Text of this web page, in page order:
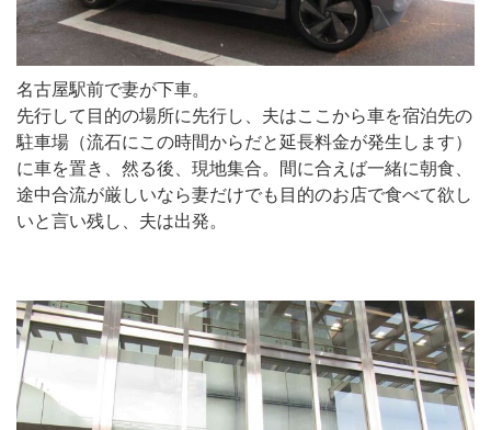
名古屋駅前で妻が下車。
先行して目的の場所に先行し、夫はここから車を宿泊先の
駐車場（流石にこの時間からだと延長料金が発生します）
に車を置き、然る後、現地集合。間に合えば一緒に朝食、
途中合流が厳しいなら妻だけでも目的のお店で食べて欲し
いと言い残し、夫は出発。